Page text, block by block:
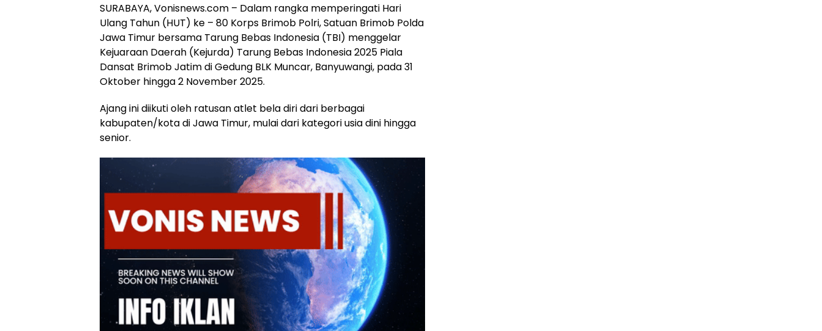
SURABAYA, Vonisnews.com – Dalam rangka memperingati Hari
Ulang Tahun (HUT) ke – 80 Korps Brimob Polri, Satuan Brimob Polda
Jawa Timur bersama Tarung Bebas Indonesia (TBI) menggelar
Kejuaraan Daerah (Kejurda) Tarung Bebas Indonesia 2025 Piala
Dansat Brimob Jatim di Gedung BLK Muncar, Banyuwangi, pada 31
Oktober hingga 2 November 2025.
Ajang ini diikuti oleh ratusan atlet bela diri dari berbagai
kabupaten/kota di Jawa Timur, mulai dari kategori usia dini hingga
senior.